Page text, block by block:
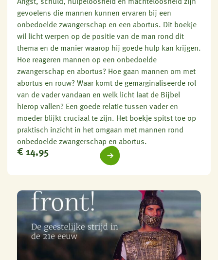
Angst, schuld, hulpeloosheid en machteloosheid zijn
gevoelens die mannen kunnen ervaren bij een
onbedoelde zwangerschap en een abortus. Dit boekje
wil licht werpen op de positie van de man rond dit
thema en de manier waarop hij goede hulp kan krijgen.
Hoe reageren mannen op een onbedoelde
zwangerschap en abortus? Hoe gaan mannen om met
abortus en rouw? Waar komt de gemarginaliseerde rol
van de vader vandaan en welk licht laat de Bijbel
hierop vallen? Een goede relatie tussen vader en
moeder blijkt cruciaal te zijn. Het boekje spitst toe op
praktisch inzicht in het omgaan met mannen rond
onbedoelde zwangerschap en abortus.
€ 14,95